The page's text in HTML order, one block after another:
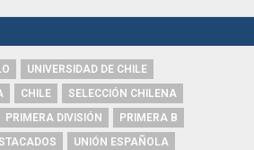
UNIVERSIDAD DE CHILE
CHILE
SELECCIÓN CHILENA
PRIMERA DIVISIÓN
PRIMERA B
UNIÓN ESPAÑOLA